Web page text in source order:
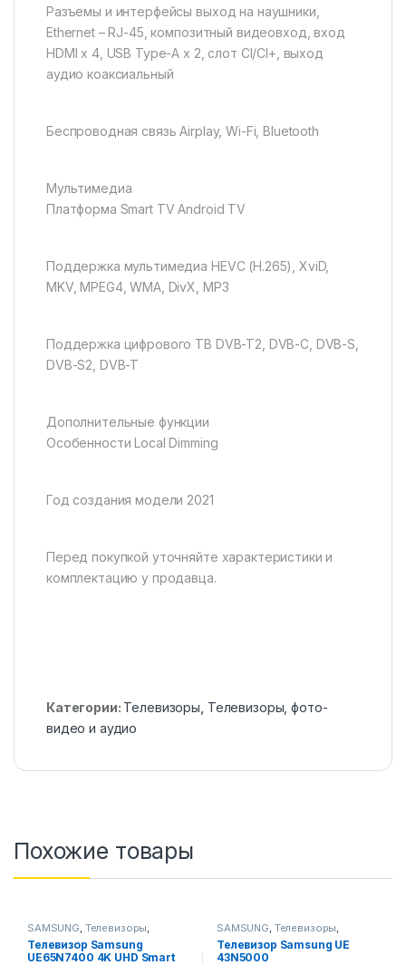
Разъемы и интерфейсы выход на наушники,
Ethernet – RJ-45, композитный видеовход, вход
HDMI x 4, USB Type-A x 2, слот CI/CI+, выход
аудио коаксиальный
Беспроводная связь Airplay, Wi-Fi, Bluetooth
Мультимедиа
Платформа Smart TV Android TV
Поддержка мультимедиа HEVC (H.265), XviD,
MKV, MPEG4, WMA, DivX, MP3
Поддержка цифрового ТВ DVB-T2, DVB-C, DVB-S,
DVB-S2, DVB-T
Дополнительные функции
Особенности Local Dimming
Год создания модели 2021
Перед покупкой уточняйте характеристики и
комплектацию у продавца.
Категории: Телевизоры Телевизоры, фото-
видео и аудио
Похожие товары
SAMSUNG, Телевизоры,
Телевизоры, фото-видео и
аудио
Телевизор Samsung
UE65N7400 4K UHD Smart
SAMSUNG, Телевизоры,
Телевизоры, фото-видео и
аудио
Телевизор Samsung UE
43N5000